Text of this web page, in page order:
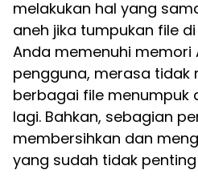
melakukan hal yang
aneh jika tumpukan file
Anda memenuhi memori
pengguna, merasa tidak
berbagai file menumpuk
lagi. Bahkan, sebagian
membersihkan dan
yang sudah tidak